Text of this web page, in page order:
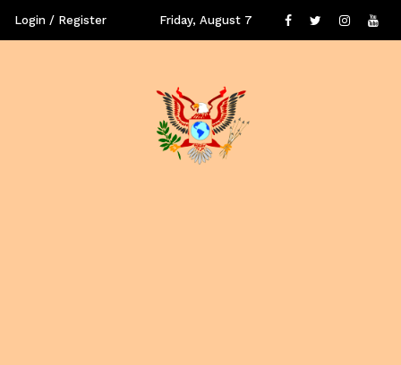
Login / Register Friday, August 7